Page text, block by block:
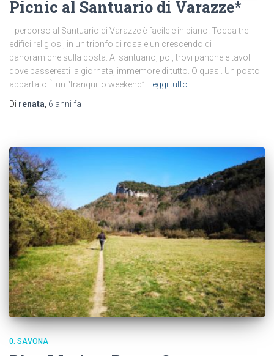
Picnic al Santuario di Varazze*
Il percorso al Santuario di Varazze è facile e in piano. Tocca tre
edifici religiosi, in un trionfo di rosa e un crescendo di
panoramiche sulla costa. Al santuario, poi, trovi panche e tavoli
dove passeresti la giornata, immemore di tutto. O quasi. Un posto
appartato È un “tranquillo weekend”
Leggi tutto…
Di renata 6 anni fa
0. SAVONA